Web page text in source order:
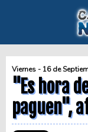
Viernes - 16 de
"Es hora
paguen",